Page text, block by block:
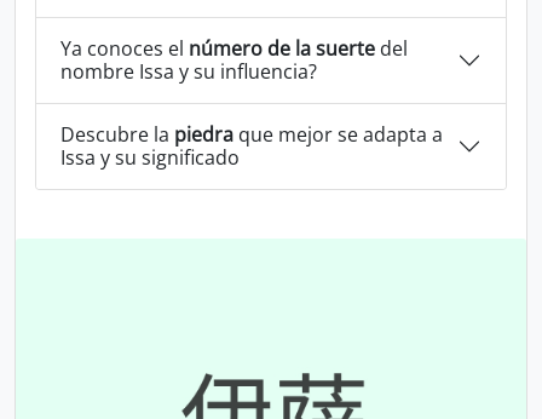
Ya conoces el número de la suerte del
nombre Issa y su influencia?
Descubre la piedra que mejor se adapta a
Issa y su significado